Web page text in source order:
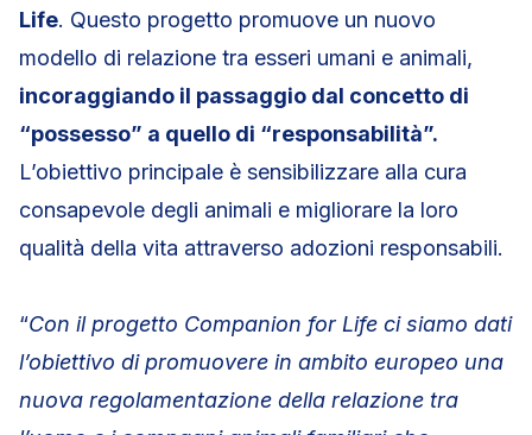
Life. Questo progetto promuove un nuovo
modello di relazione tra esseri umani e animali,
incoraggiando il passaggio dal concetto di
“possesso” a quello di “responsabilità”.
L’obiettivo principale è sensibilizzare alla cura
consapevole degli animali e migliorare la loro
qualità della vita attraverso adozioni responsabili.
“Con il progetto Companion for Life ci siamo dati
l’obiettivo di promuovere in ambito europeo una
nuova regolamentazione della relazione tra